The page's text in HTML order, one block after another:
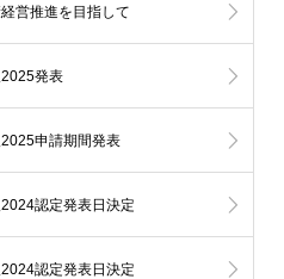
営推進を目指して
発表
申請期間発表
認定発表日決定
認定発表日決定